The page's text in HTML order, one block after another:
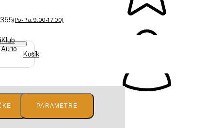
(Po-Pia: 9:00 - 17:00)
Košík
Klub
Aurio
PARAMETRE